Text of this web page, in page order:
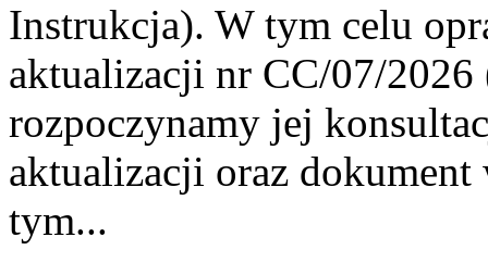
Instrukcja). W tym celu
aktualizacji nr CC/07/
rozpoczynamy jej
aktualizacji oraz
tym...